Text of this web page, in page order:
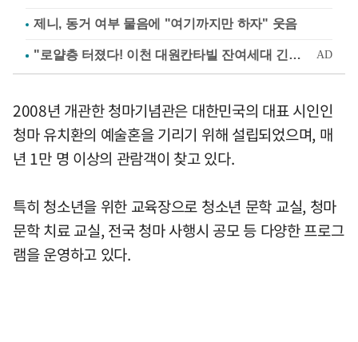
제니, 동거 여부 물음에 "여기까지만 하자" 웃음
2008년 개관한 청마기념관은 대한민국의 대표 시인인
청마 유치환의 예술혼을 기리기 위해 설립되었으며, 매
년 1만 명 이상의 관람객이 찾고 있다.
특히 청소년을 위한 교육장으로 청소년 문학 교실, 청마
문학 치료 교실, 전국 청마 사행시 공모 등 다양한 프로그
램을 운영하고 있다.